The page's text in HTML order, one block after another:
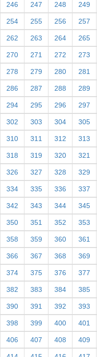
246 247 248 249
254 255 256 257
262 263 264 265
270 271 272 273
278 279 280 281
286 287 288 289
294 295 296 297
302 303 304 305
310 311 312 313
318 319 320 321
326 327 328 329
334 335 336 337
342 343 344 345
350 351 352 353
358 359 360 361
366 367 368 369
374 375 376 377
382 383 384 385
390 391 392 393
398 399 400 401
406 407 408 409